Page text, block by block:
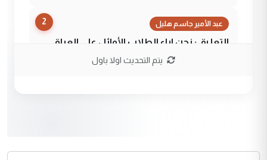
2 عبد الأمير جاسم هليل
التعليق : نحن اباء الطلاب الأوائل على العراق
نتشرف بلقاء السيد احمد الصافي في العتبات
التعليق : قرار مستعجل جدا ولامصلحة فيه
يتم التحديث اولا باول